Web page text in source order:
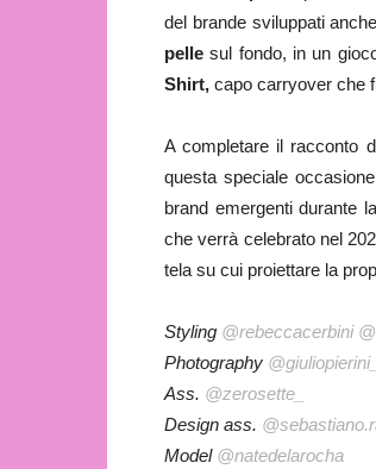
del brande sviluppati
pelle sul fondo, in un
Shirt, capo carryover che
A completare il racconto
questa speciale
brand emergenti durante
che verrà celebrato nel
tela su cui proiettare la
Styling @rebeccacerbini
Photography
Ass. @zerosette_
Design ass.
Model @natedelarocha